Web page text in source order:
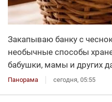
Закапываю банку с
необычные способы
бабушки, мамы и других
Панорама сегодня, 05:55